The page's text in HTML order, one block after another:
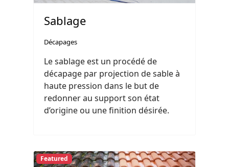
Sablage
Décapages
Le sablage est un procédé de
décapage par projection de sable à
haute pression dans le but de
redonner au support son état
d’origine ou une finition désirée.
Featured